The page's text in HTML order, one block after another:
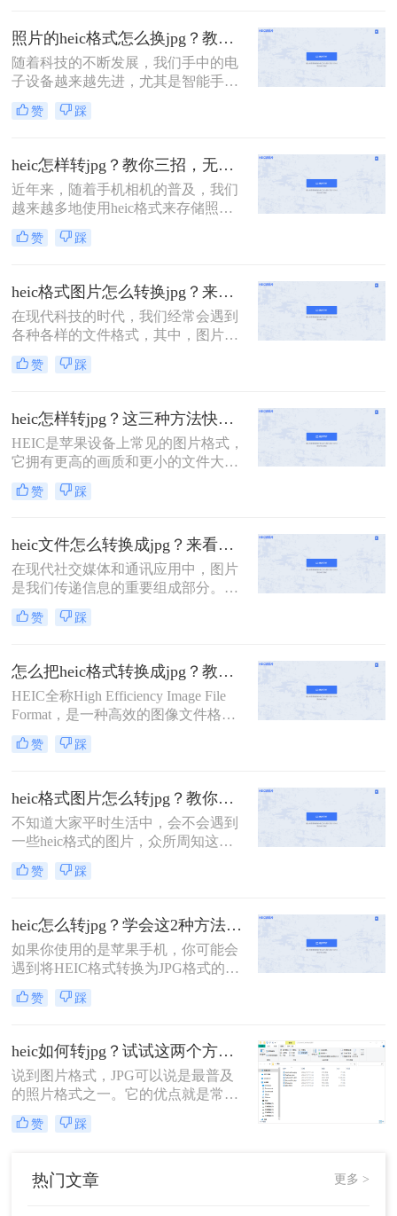
图像质量，但在一些设备和平台上可
能不被广泛支持。因此，将HEIC格式
转换为JPG格式成为了一个常见的需
求。本文将详细介绍iphone照片格式
heic怎么换jpg。
照片的heic格式怎么换jpg？教你4招，无损转换！
随着科技的不断发展，我们手中的电
子设备越来越先进，尤其是智能手
机，其拍照功能日益强大。然而，这
也带来了一些新的问题。对于使用苹
HEIC格式的图片。这种格式是苹果
iOS 11及更高版本新推出的一种图片
格式，采用新的HEIC图片处理技术，
可以在保证照片质量的前提下，占用
系统更少的储存空间
赞 踩
heic怎样转jpg？教你三招，无损转换！
近年来，随着手机相机的普及，我们
越来越多地使用heic格式来存储照
片。然而，与传统的jpg格式相比，
heic格式的兼容性较差，不支持的设
怎样转jpg问题，本文将向您介绍三种
简单而有效的方法，帮助将heic格式
的照片转换为常用的jpg格式。
赞 踩
heic格式图片怎么转换jpg？来看看这三种简单的方法详解！
在现代科技的时代，我们经常会遇到
各种各样的文件格式，其中，图片格
式也是其中之一。HEIC（High
Efficiency Image File Format）格式作
JPG格式具备更高的压缩效率和更好
的图像质量。然而，由于HEIC格式的
兼容性问题，它并不适用于所有设备
和软件。所以，当我们将HEIC格式的
图片转换为JPG格式时，就需要借助
一些工具和技巧。那么heic格式图片
的方法，帮助你轻松实现HEIC转JPG
赞 踩
heic怎样转jpg？这三种方法快速转换格式！
HEIC是苹果设备上常见的图片格式，
它拥有更高的画质和更小的文件大
小。然而，由于HEIC格式的图片在一
些设备和平台上不兼容，很多用户需
广泛地使用。那么，heic怎样转jpg
呢？下面将为大家介绍三种简单的方
法。
赞 踩
heic文件怎么转换成jpg？来看看这二种方法吧！
在现代社交媒体和通讯应用中，图片
是我们传递信息的重要组成部分。然
而，一些设备（如iPhone）默认保存
图片为HEIC格式，这在某些情况下可
在兼容性问题，许多人希望将其转换
为更常见的JPEG格式。本文将详细介
绍heic文件怎么转换成jpg，以及一些
应用程序和工具的推荐。
赞 踩
怎么把heic格式转换成jpg？教你三种简单的图片格式转换方法！
HEIC全称High Efficiency Image File
Format，是一种高效的图像文件格
式，由Moving Picture Experts
Group（MPEG）制定。HEIC在图片
秀，而且支持透明度、动画和深色模
式等功能。相比于JPEG，HEIC格式
图片在存储相同图片质量的情况下，
可以节省大量的存储空间。怎么把
heic格式转换成jpg？虽然HEI
赞 踩
heic格式图片怎么转jpg？教你二种简单的免费转换方法！
不知道大家平时生活中，会不会遇到
一些heic格式的图片，众所周知这是
iOS系统特有的一种图片格式存储方
式。 这种格式的图片也只有在苹果手
在其他设备查看的情况，这个时候就
需要将heic格式转换成常见的jpg格式
了。
赞 踩
heic怎么转jpg？学会这2种方法，轻松打开heic格式照片！
如果你使用的是苹果手机，你可能会
遇到将HEIC格式转换为JPG格式的问
题。虽然HEIC格式在保存图像时可以
节省大量存储空间，但不是所有设备
的方法，可以帮助你将HEIC格式转换
为JPG格式。
赞 踩
heic如何转jpg？试试这两个方法，高效转换，一键解决！
说到图片格式，JPG可以说是最普及
的照片格式之一。它的优点就是常用
和通用，因此是所有设备都支持的画
片格式！无论是手机、相机、电脑，
非常方便的照片格式。不仅如此，
JPG格式的容量也很小，要比RAW格
赞 踩
热门文章 更多 >